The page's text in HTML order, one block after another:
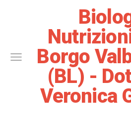
Borgo
(BL) -
Veronica